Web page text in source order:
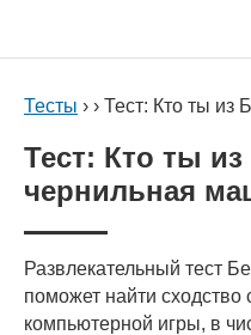
Тесты › › Тест: Кто ты
Тест: Кто ты
чернильная
Развлекательный тест
поможет найти сходство
компьютерной игры, в